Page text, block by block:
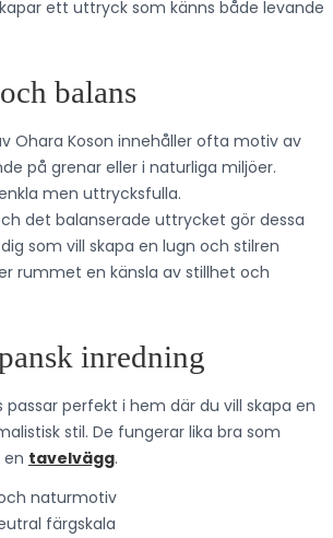
ett uttryck som känns både levande
balans
Ohara Koson innehåller ofta motiv av
på grenar eller i naturliga miljöer.
men uttrycksfulla.
det balanserade uttrycket gör dessa
som vill skapa en lugn och stilren
rummet en känsla av stillhet och
inredning
passar perfekt i hem där du vill skapa en
stil. De fungerar lika bra som
en tavelvägg.
naturmotiv
färgskala